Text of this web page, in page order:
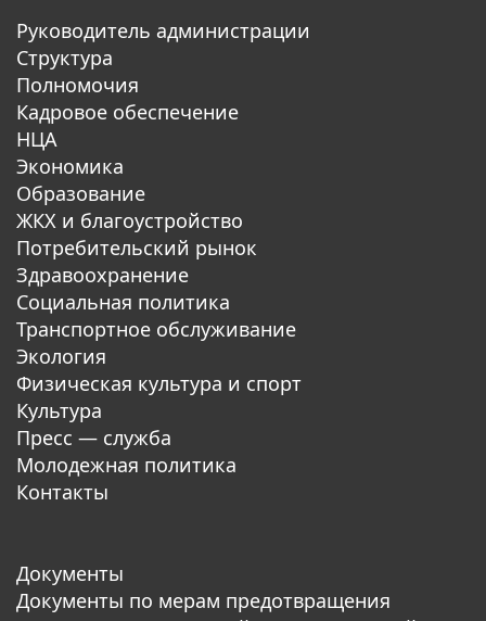
Руководитель администрации
Структура
Полномочия
Кадровое обеспечение
НЦА
Экономика
Образование
ЖКХ и благоустройство
Потребительский рынок
Здравоохранение
Социальная политика
Транспортное обслуживание
Экология
Физическая культура и спорт
Культура
Пресс — служба
Молодежная политика
Контакты
Документы
Документы по мерам предотвращения